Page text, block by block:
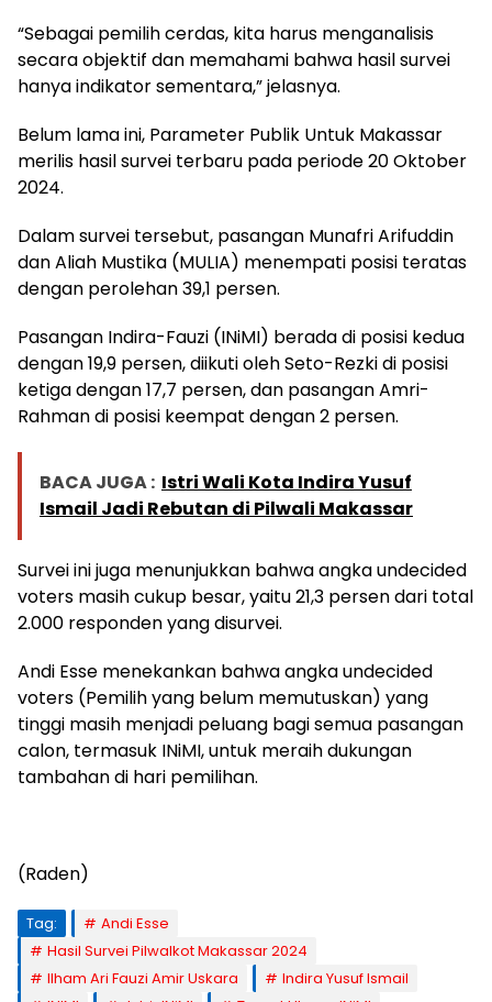
“Sebagai pemilih cerdas, kita harus menganalisis
secara objektif dan memahami bahwa hasil survei
hanya indikator sementara,” jelasnya.
Belum lama ini, Parameter Publik Untuk Makassar
merilis hasil survei terbaru pada periode 20 Oktober
2024.
Dalam survei tersebut, pasangan Munafri Arifuddin
dan Aliah Mustika (MULIA) menempati posisi teratas
dengan perolehan 39,1 persen.
Pasangan Indira-Fauzi (INiMI) berada di posisi kedua
dengan 19,9 persen, diikuti oleh Seto-Rezki di posisi
ketiga dengan 17,7 persen, dan pasangan Amri-
Rahman di posisi keempat dengan 2 persen.
BACA JUGA : Istri Wali Kota Indira Yusuf
Ismail Jadi Rebutan di Pilwali Makassar
Survei ini juga menunjukkan bahwa angka undecided
voters masih cukup besar, yaitu 21,3 persen dari total
2.000 responden yang disurvei.
Andi Esse menekankan bahwa angka undecided
voters (Pemilih yang belum memutuskan) yang
tinggi masih menjadi peluang bagi semua pasangan
calon, termasuk INiMI, untuk meraih dukungan
tambahan di hari pemilihan.
(Raden)
Tag:
Andi Esse
Hasil Survei Pilwalkot Makassar 2024
Ilham Ari Fauzi Amir Uskara
Indira Yusuf Ismail